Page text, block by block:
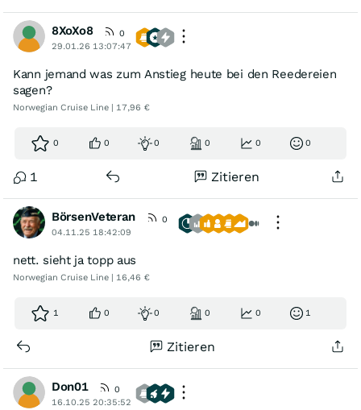
8XoXo8
0
29.01.26 13:07:47
Kann jemand was zum Anstieg heute bei den Reedereien
sagen?
Norwegian Cruise Line | 17,96 €
0 0 0 0 0 0
1 Zitieren
BörsenVeteran
0
04.11.25 18:42:09
nett. sieht ja topp aus
Norwegian Cruise Line | 16,46 €
1 0 0 0 0 1
Zitieren
Don01
0
16.10.25 20:35:52